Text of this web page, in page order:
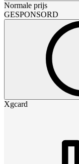
Normale prijs
GESPONSORD
Xgcard